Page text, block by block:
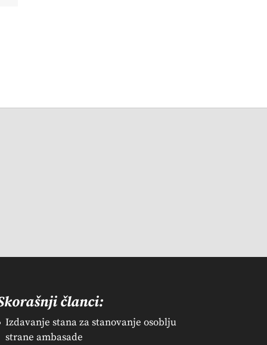
članci:
Izdavanje stana za stanovanje osoblju
strane ambasade